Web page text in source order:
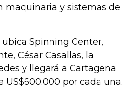
maquinaria y sistemas de
Spinning Center,
César Casallas, la
y llegará a Cartagena
US$600.000 por cada una.